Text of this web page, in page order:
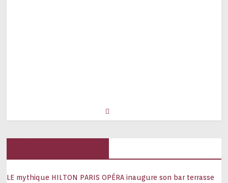
LE mythique HILTON PARIS OPÉRA inaugure son bar terrasse